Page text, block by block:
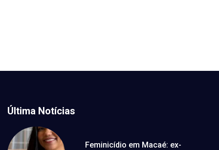
Última Notícias
Feminicídio em Macaé: ex-